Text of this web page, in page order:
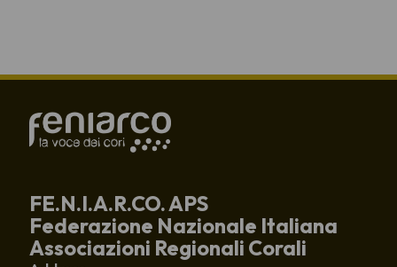
FE.N.I.A.R.CO. APS
Federazione Nazionale Italiana
Associazioni Regionali Corali